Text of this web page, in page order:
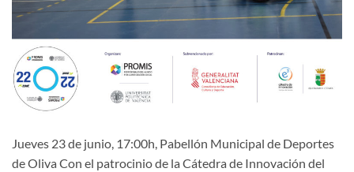
Jueves 23 de junio, 17:00h, Pabellón Municipal de Deportes
de Oliva Con el patrocinio de la Cátedra de Innovación del